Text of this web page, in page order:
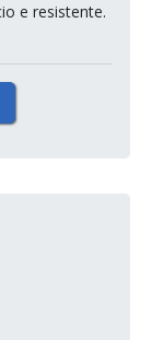
e resistente.